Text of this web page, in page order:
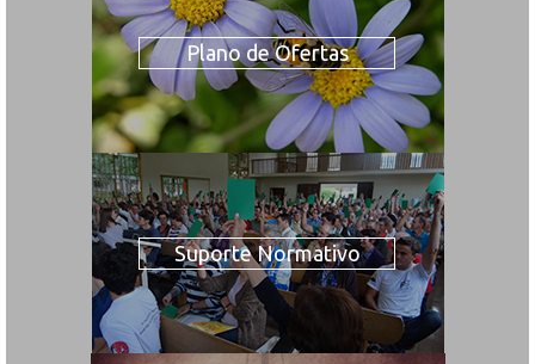
Plano de Ofertas
Suporte Normativo